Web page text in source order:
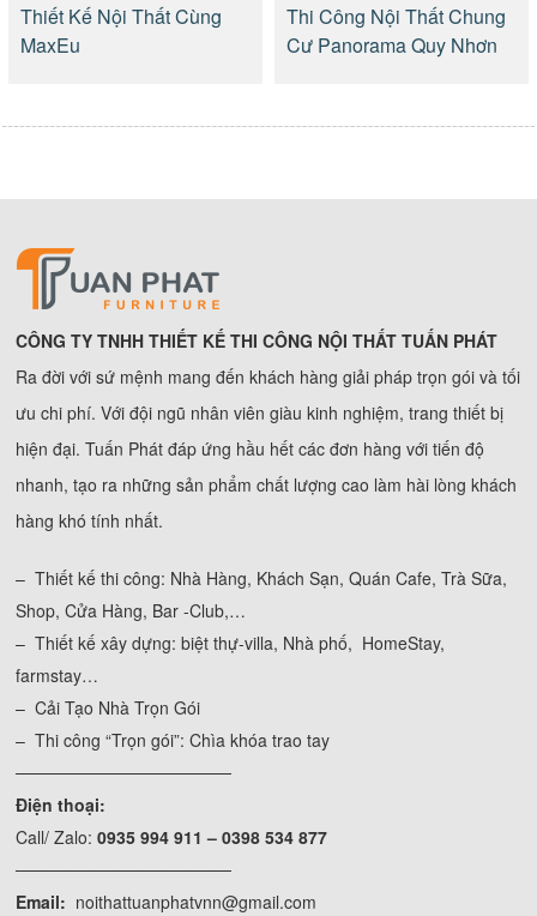
Thiết Kế Nội Thất Cùng
MaxEu
Thi Công Nội Thất Chung
Cư Panorama Quy Nhơn
CÔNG TY TNHH THIẾT KẾ THI CÔNG NỘI THẤT TUẤN PHÁT
Ra đời với sứ mệnh mang đến khách hàng giải pháp trọn gói và tối
ưu chi phí. Với đội ngũ nhân viên giàu kinh nghiệm, trang thiết bị
hiện đại. Tuấn Phát đáp ứng hầu hết các đơn hàng với tiến độ
nhanh, tạo ra những sản phẩm chất lượng cao làm hài lòng khách
hàng khó tính nhất.
– Thiết kế thi công: Nhà Hàng, Khách Sạn, Quán Cafe, Trà Sữa,
Shop, Cửa Hàng, Bar -Club,…
– Thiết kế xây dựng: biệt thự-villa, Nhà phố, HomeStay,
farmstay…
– Cải Tạo Nhà Trọn Gói
– Thi công “Trọn gói”: Chìa khóa trao tay
──────────────────
Điện thoại:
Call/ Zalo:0935 994 911 – 0398 534 877
──────────────────
Email: noithattuanphatvnn@gmail.com